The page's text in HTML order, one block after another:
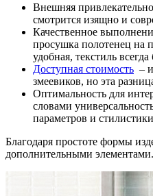
Внешняя
смотрится изящно и
Качественное
просушка полотенец на
удобная, текстиль
Доступная стоимость –
змеевиков, но эта
Оптимальность для
словами
параметров и
Благодаря простоте формы
дополнительными элементами.